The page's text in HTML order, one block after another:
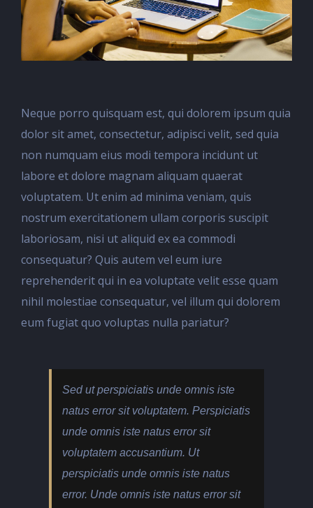
Neque porro quisquam est, qui dolorem ipsum quia
dolor sit amet, consectetur, adipisci velit, sed quia
non numquam eius modi tempora incidunt ut
labore et dolore magnam aliquam quaerat
voluptatem. Ut enim ad minima veniam, quis
nostrum exercitationem ullam corporis suscipit
laboriosam, nisi ut aliquid ex ea commodi
consequatur? Quis autem vel eum iure
reprehenderit qui in ea voluptate velit esse quam
nihil molestiae consequatur, vel illum qui dolorem
eum fugiat quo voluptas nulla pariatur?
Sed ut perspiciatis unde omnis iste
natus error sit voluptatem. Perspiciatis
unde omnis iste natus error sit
voluptatem accusantium. Ut
perspiciatis unde omnis iste natus
error. Unde omnis iste natus error sit